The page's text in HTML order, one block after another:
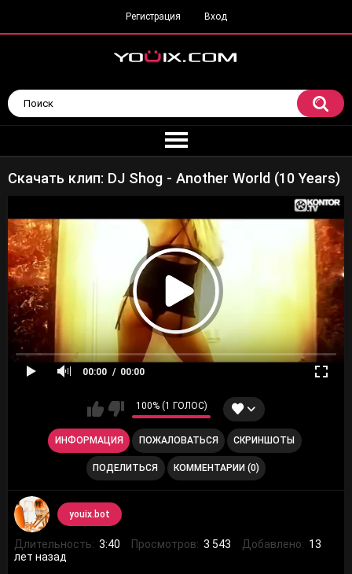
Регистрация Вход
Скачать клип: DJ Shog - Another World (10 Years)
00:00 00:00
100% (1 ГОЛОС)
ИНФОРМАЦИЯ ПОЖАЛОВАТЬСЯ СКРИНШОТЫ
ПОДЕЛИТЬСЯ КОММЕНТАРИИ (0)
youix.bot
Длительность: 3:40 Просмотров: 3 543 Добавлено: 13
лет назад